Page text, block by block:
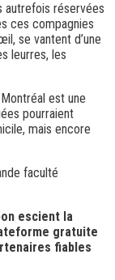
autrefois réservées
ces compagnies
se vantent d’une
leurres, les
est une
pourraient
mais encore
faculté
escient la
gratuite
fiables